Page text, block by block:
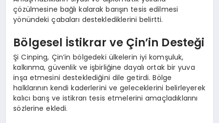
çözülmesine bağlı kalarak barışın tesis edilmesi
yönündeki çabaları desteklediklerini belirtti.
Bölgesel İstikrar ve Çin’in Desteği
Şi Cinping, Çin’in bölgedeki ülkelerin iyi komşuluk,
kalkınma, güvenlik ve işbirliğine dayalı ortak bir yuva
inşa etmesini desteklediğini dile getirdi. Bölge
halklarının kendi kaderlerini ve geleceklerini belirleyerek
kalıcı barış ve istikrarı tesis etmelerini amaçladıklarını
sözlerine ekledi.